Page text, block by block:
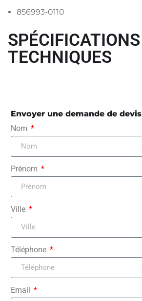
856993-0110
SPÉCIFICATIONS
TECHNIQUES
Envoyer une demande de devis
Nom
Prénom
Ville
Téléphone
Email